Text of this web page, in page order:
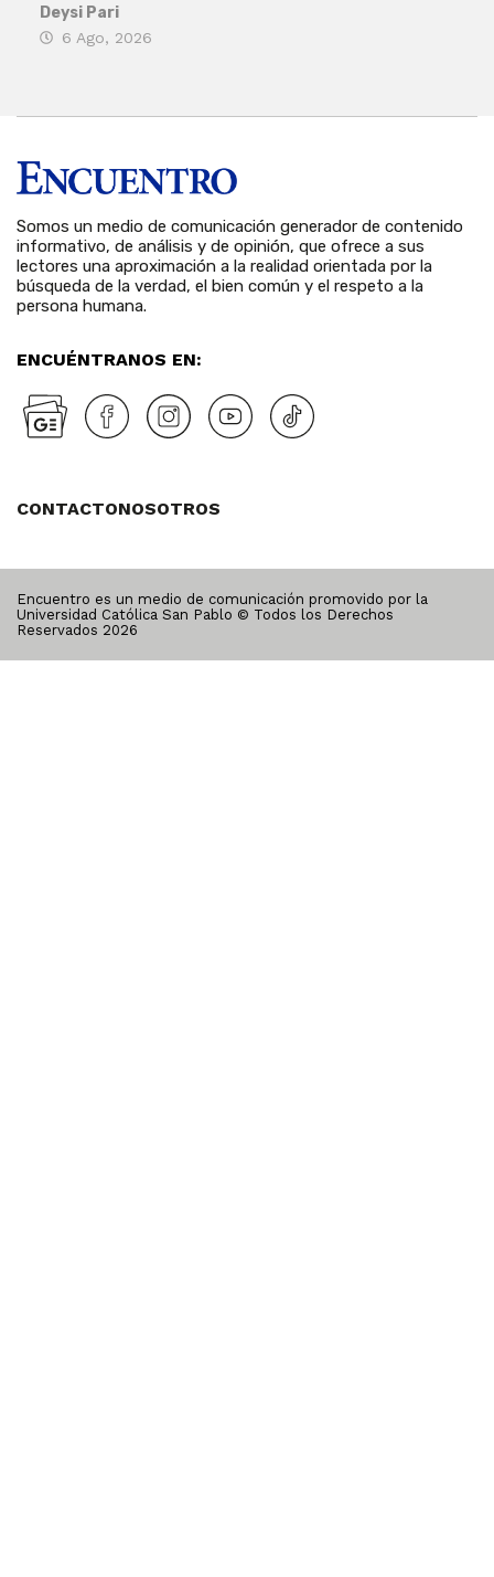
Deysi Pari
6 Ago, 2026
Somos un medio de comunicación generador de contenido
informativo, de análisis y de opinión, que ofrece a sus
lectores una aproximación a la realidad orientada por la
búsqueda de la verdad, el bien común y el respeto a la
persona humana.
ENCUÉNTRANOS EN:
CONTACTONOSOTROS
Encuentro es un medio de comunicación promovido por la
Universidad Católica San Pablo © Todos los Derechos
Reservados 2026